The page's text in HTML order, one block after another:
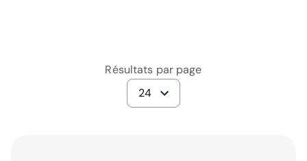
Résultats par page
24